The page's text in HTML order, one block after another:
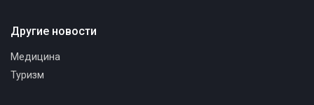
Другие новости
Медицина
Туризм